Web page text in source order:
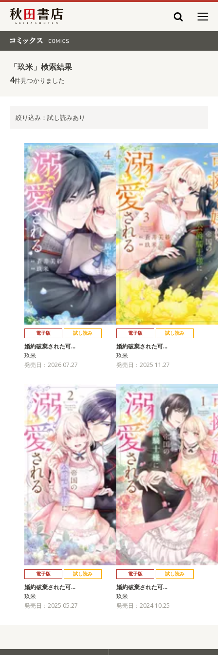
秋田書店
「玖米」検索結果
4件見つかりました
絞り込み：試し読みあり
電子版 試し読み
婚約破棄された可…
玖米
発売日：2026.07.27
電子版 試し読み
婚約破棄された可…
玖米
発売日：2025.11.27
電子版 試し読み
婚約破棄された可…
玖米
発売日：2025.05.27
電子版 試し読み
婚約破棄された可…
玖米
発売日：2024.10.25